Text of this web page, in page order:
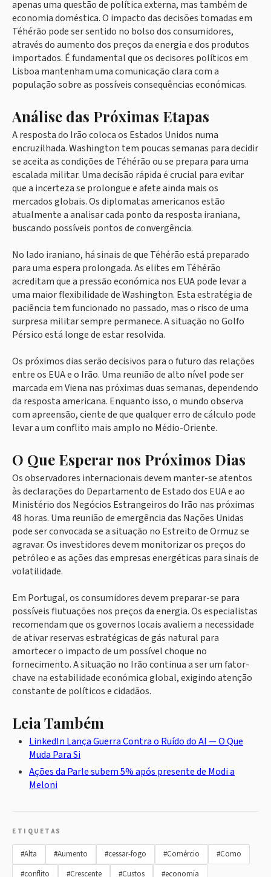
apenas uma questão de política externa, mas também de
economia doméstica. O impacto das decisões tomadas em
Téhérão pode ser sentido no bolso dos consumidores,
através do aumento dos preços da energia e dos produtos
importados. É fundamental que os decisores políticos em
Lisboa mantenham uma comunicação clara com a
população sobre as possíveis consequências económicas.
Análise das Próximas Etapas
A resposta do Irão coloca os Estados Unidos numa
encruzilhada. Washington tem poucas semanas para decidir
se aceita as condições de Téhérão ou se prepara para uma
escalada militar. Uma decisão rápida é crucial para evitar
que a incerteza se prolongue e afete ainda mais os
mercados globais. Os diplomatas americanos estão
atualmente a analisar cada ponto da resposta iraniana,
buscando possíveis pontos de convergência.
No lado iraniano, há sinais de que Téhérão está preparado
para uma espera prolongada. As elites em Téhérão
acreditam que a pressão económica nos EUA pode levar a
uma maior flexibilidade de Washington. Esta estratégia de
paciência tem funcionado no passado, mas o risco de uma
surpresa militar sempre permanece. A situação no Golfo
Pérsico está longe de estar resolvida.
Os próximos dias serão decisivos para o futuro das relações
entre os EUA e o Irão. Uma reunião de alto nível pode ser
marcada em Viena nas próximas duas semanas, dependendo
da resposta americana. Enquanto isso, o mundo observa
com apreensão, ciente de que qualquer erro de cálculo pode
levar a um conflito mais amplo no Médio-Oriente.
O Que Esperar nos Próximos Dias
Os observadores internacionais devem manter-se atentos
às declarações do Departamento de Estado dos EUA e ao
Ministério dos Negócios Estrangeiros do Irão nas próximas
48 horas. Uma reunião de emergência das Nações Unidas
pode ser convocada se a situação no Estreito de Ormuz se
agravar. Os investidores devem monitorizar os preços do
petróleo e as ações das empresas energéticas para sinais de
volatilidade.
Em Portugal, os consumidores devem preparar-se para
possíveis flutuações nos preços da energia. Os especialistas
recomendam que os governos locais avaliem a necessidade
de ativar reservas estratégicas de gás natural para
amortecer o impacto de um possível choque no
fornecimento. A situação no Irão continua a ser um fator-
chave na estabilidade económica global, exigindo atenção
constante de políticos e cidadãos.
Leia Também
LinkedIn Lança Guerra Contra o Ruído do AI — O Que
Muda Para Si
Ações da Parle subem 5% após presente de Modi a
Meloni
ETIQUETAS
#Alta #Aumento #cessar-fogo #Comércio
#Como
#conflito
#Crescente #Custos #economia